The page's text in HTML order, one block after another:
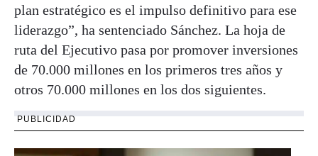
plan estratégico es el impulso definitivo para ese
liderazgo”, ha sentenciado Sánchez. La hoja de
ruta del Ejecutivo pasa por promover inversiones
de 70.000 millones en los primeros tres años y
otros 70.000 millones en los dos siguientes.
PUBLICIDAD